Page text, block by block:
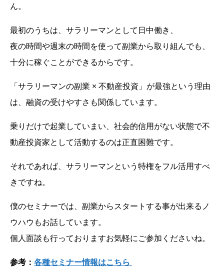
ん。
最初のうちは、サラリーマンとして日中働き、
夜の時間や週末の時間を使って副業から取り組んでも、
十分に稼ぐことができるからです。
「サラリーマンの副業 × 不動産投資」が最強という理由
は、融資の受けやすさも関係しています。
乗りだけで起業していまい、社会的信用がない状態で不
動産投資家として活動するのは正直困難です。
それであれば、サラリーマンという特権をフル活用すべ
きですね。
僕のセミナーでは、副業からスタートする事が出来るノ
ウハウもお話しています。
個人面談も行っておりますお気軽にご参加くださいね。
参考： 各種セミナー情報はこちら